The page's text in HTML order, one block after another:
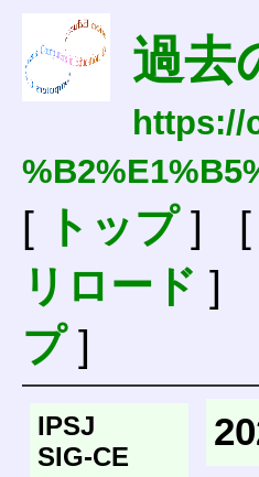
過去
https://
[ トップ] [
リロード ]
プ]
IPSJ
SIG-CE